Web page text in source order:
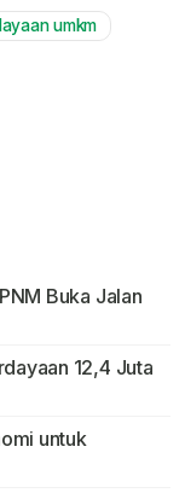
Mute
umkm
Buka Jalan
12,4 Juta
untuk